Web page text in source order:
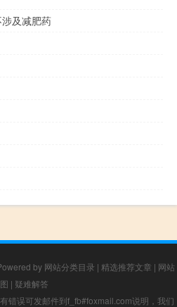
及减肥药
by 网站分类目录 | 精选推荐文章 | 网站
| 疑难解答
错误可发邮件到f_fb#foxmail.com说明，我们